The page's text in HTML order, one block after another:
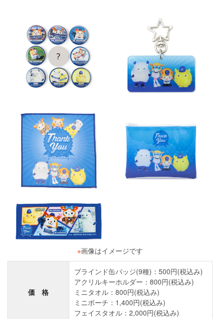
※画像はイメージです
価 格
ブラインド缶バッジ(9種)：500円(税込み)
アクリルキーホルダー：800円(税込み)
ミニタオル：800円(税込み)
ミニポーチ：1,400円(税込み)
フェイスタオル：2,000円(税込み)